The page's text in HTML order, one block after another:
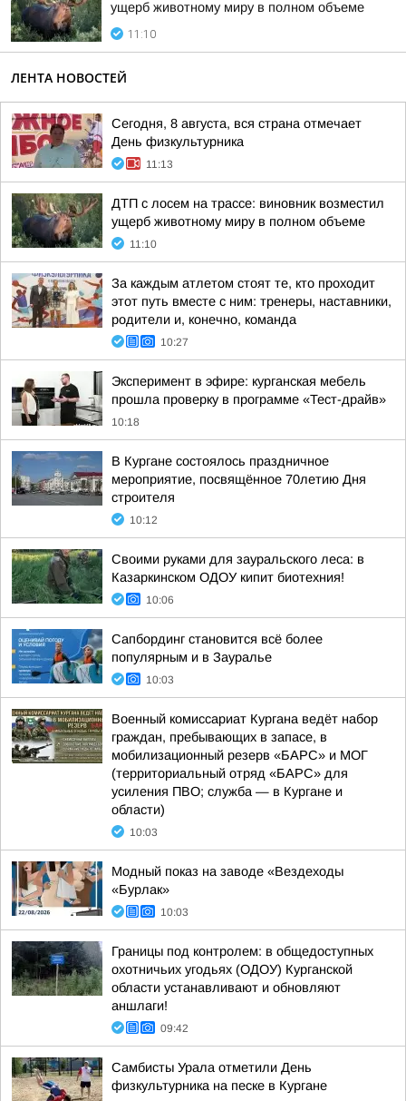
ущерб животному миру в полном объеме
11:10
ЛЕНТА НОВОСТЕЙ
Сегодня, 8 августа, вся страна отмечает
День физкультурника
11:13
ДТП с лосем на трассе: виновник возместил
ущерб животному миру в полном объеме
11:10
За каждым атлетом стоят те, кто проходит
этот путь вместе с ним: тренеры, наставники,
родители и, конечно, команда
10:27
Эксперимент в эфире: курганская мебель
прошла проверку в программе «Тест-драйв»
10:18
В Кургане состоялось праздничное
мероприятие, посвящённое 70летию Дня
строителя
10:12
Своими руками для зауральского леса: в
Казаркинском ОДОУ кипит биотехния!
10:06
Сапбординг становится всё более
популярным и в Зауралье
10:03
Военный комиссариат Кургана ведёт набор
граждан, пребывающих в запасе, в
мобилизационный резерв «БАРС» и МОГ
(территориальный отряд «БАРС» для
усиления ПВО; служба — в Кургане и
области)
10:03
Модный показ на заводе «Вездеходы
«Бурлак»
10:03
Границы под контролем: в общедоступных
охотничьих угодьях (ОДОУ) Курганской
области устанавливают и обновляют
аншлаги!
09:42
Самбисты Урала отметили День
физкультурника на песке в Кургане